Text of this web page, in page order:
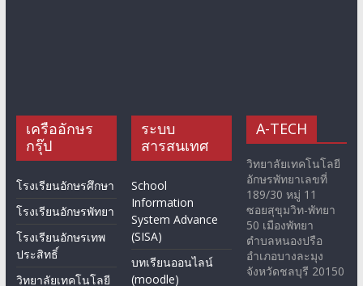
เครืออักษร
กรุ๊ป
โรงเรียนอักษรศึกษา
โรงเรียนอักษรพัทยา
โรงเรียนอักษรเทพ
ประสิทธิ์
วิทยาลัยเทคโนโลยี
ระบบ
สารสนเทศ
School
Information
System Advance
(SISA)
บทเรียนออนไลน์
(moodle)
A-TECH
วิทยาลัยเทคโนโลยี
อักษรพัทยาเลขที่
189/30 หมู่ 11
ซอยสุขุมวิท-พัทยา
50 เมืองพัทยา
ตำบลหนองปรือ
อำเภอบางละมุง
จังหวัดชลบุรี 20150